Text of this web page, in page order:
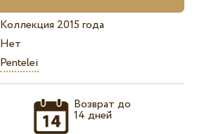
Коллекция 2015 года
Нет
Pentelei
Возврат до
14 дней